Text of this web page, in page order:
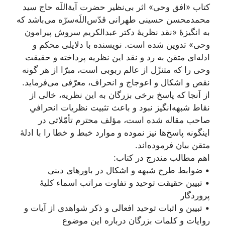
کتاب «افق وحی» اثر بی‌نظیر حضرت آیة‌اللَه حاج سید
محمدمحسن حسینی طهرانی قدّس‌اللَه‌سرّه می‌باشد که
به انگیزۀ «نقد نظریۀ دکتر عبدالکریم سروش پیرامون
وحی» تدوین شده است. نویسنده با دلایلی محکم و
ادله‌ای متقن به رد و نقد این نظریه پرداخته و حقیقت
وحی را که متنزّل از عالم ربوبی است، مبرّا از هر گونه
نقص و اشکال و اعوجاج و انحراف، معرّفی می‌فرماید.
از آنجا که پاسخ برخی بزرگان به این نظریه، خالی از
نقاط‌ شبهه‌انگیز نبود و باعث تثبیت نظریات انحرافیِ
صاحب مقاله شده است، مؤلف محترم تأمّلاتی در
اینگونه پاسخ‌ها نیز نموده‌ و موارد خبط و خطا را با ادلۀ
متقن بیان فرموده‌اند.
اهم مطالب مندرج در کتاب:
• ضوابط طرح شبهه و اشکال در باورهای دینی
• تبیین حقیقت توحید و تفاوت مراتب اسماء کلیۀ
پروردگار
• تبیین و اثبات توحید افعالی و ذکر شواهدی از آیات و
روایات و کلمات بزرگان درباره این موضوع